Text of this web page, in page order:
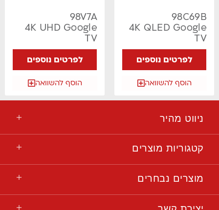
98C69B
4K QLED Google
TV
לפרטים נוספים
הוסף להשוואה
98V7A
4K UHD Google
TV
לפרטים נוספים
הוסף להשוואה
ניווט מהיר
קטגוריות מוצרים
מוצרים נבחרים